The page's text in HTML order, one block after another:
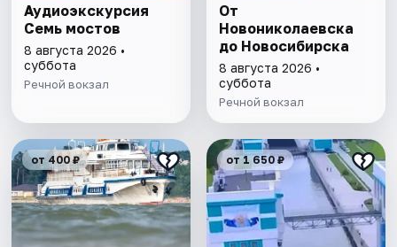
Аудиоэкскурсия
Семь мостов
8 августа 2026 •
суббота
Речной вокзал
От
Новониколаевска
до Новосибирска
8 августа 2026 •
суббота
Речной вокзал
от 400 ₽ от 1 650 ₽